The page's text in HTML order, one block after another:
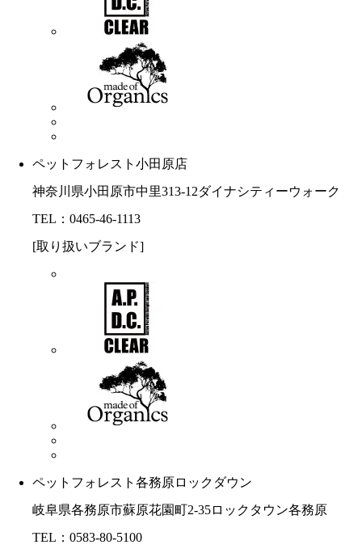
ペットフォレスト小田原店
神奈川県小田原市中里313-12ダイナシティーウォーク
TEL：0465-46-1113
[取り扱いブランド]
ペットフォレスト各務原ロックダウン
岐阜県各務原市蘇原花園町2-35ロックタウン各務原
TEL：0583-80-5100